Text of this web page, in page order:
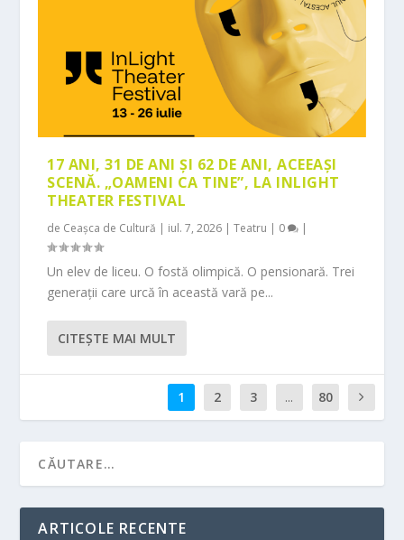
17 ANI, 31 DE ANI ȘI 62 DE ANI, ACEEAȘI
SCENĂ. „OAMENI CA TINE”, LA INLIGHT
THEATER FESTIVAL
de Ceașca de Cultură | iul. 7, 2026 |Teatru | 0 |
Un elev de liceu. O fostă olimpică. O pensionară. Trei
generații care urcă în această vară pe...
CITEŞTE MAI MULT
1 2 3 ... 80
ARTICOLE RECENTE